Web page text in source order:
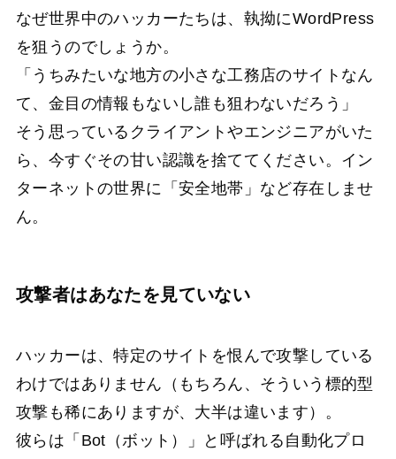
なぜ世界中のハッカーたちは、執拗にWordPress
を狙うのでしょうか。
「うちみたいな地方の小さな工務店のサイトなん
て、金目の情報もないし誰も狙わないだろう」
そう思っているクライアントやエンジニアがいた
ら、今すぐその甘い認識を捨ててください。イン
ターネットの世界に「安全地帯」など存在しませ
ん。
攻撃者はあなたを見ていない
ハッカーは、特定のサイトを恨んで攻撃している
わけではありません（もちろん、そういう標的型
攻撃も稀にありますが、大半は違います）。
彼らは「Bot（ボット）」と呼ばれる自動化プロ